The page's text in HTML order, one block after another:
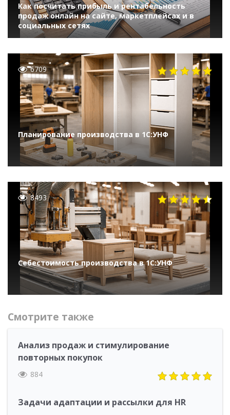
Как посчитать прибыль и рентабельность
продаж онлайн на сайте, маркетплейсах и в
социальных сетях
6709
Планирование производства в 1С:УНФ
8493
Себестоимость производства в 1С:УНФ
Смотрите также
Анализ продаж и стимулирование
повторных покупок
884
Задачи адаптации и рассылки для HR